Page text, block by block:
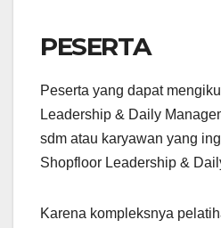
PESERTA
Peserta yang dapat
Leadership & Daily
sdm atau karyawan yang
Shopfloor Leadership &
Karena kompleksnya